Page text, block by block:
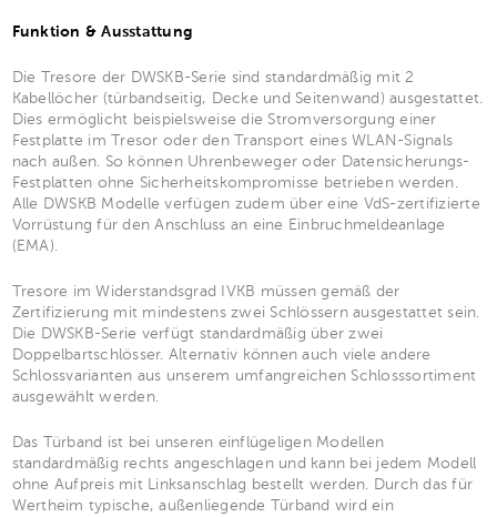
Funktion & Ausstattung
Die Tresore der DWSKB-Serie sind standardmäßig mit 2
Kabellöcher (türbandseitig, Decke und Seitenwand) ausgestattet.
Dies ermöglicht beispielsweise die Stromversorgung einer
Festplatte im Tresor oder den Transport eines WLAN-Signals
nach außen. So können Uhrenbeweger oder Datensicherungs-
Festplatten ohne Sicherheitskompromisse betrieben werden.
Alle DWSKB Modelle verfügen zudem über eine VdS-zertifizierte
Vorrüstung für den Anschluss an eine Einbruchmeldeanlage
(EMA).
Tresore im Widerstandsgrad IVKB müssen gemäß der
Zertifizierung mit mindestens zwei Schlössern ausgestattet sein.
Die DWSKB-Serie verfügt standardmäßig über zwei
Doppelbartschlösser. Alternativ können auch viele andere
Schlossvarianten aus unserem umfangreichen Schlosssortiment
ausgewählt werden.
Das Türband ist bei unseren einflügeligen Modellen
standardmäßig rechts angeschlagen und kann bei jedem Modell
ohne Aufpreis mit Linksanschlag bestellt werden. Durch das für
Wertheim typische, außenliegende Türband wird ein